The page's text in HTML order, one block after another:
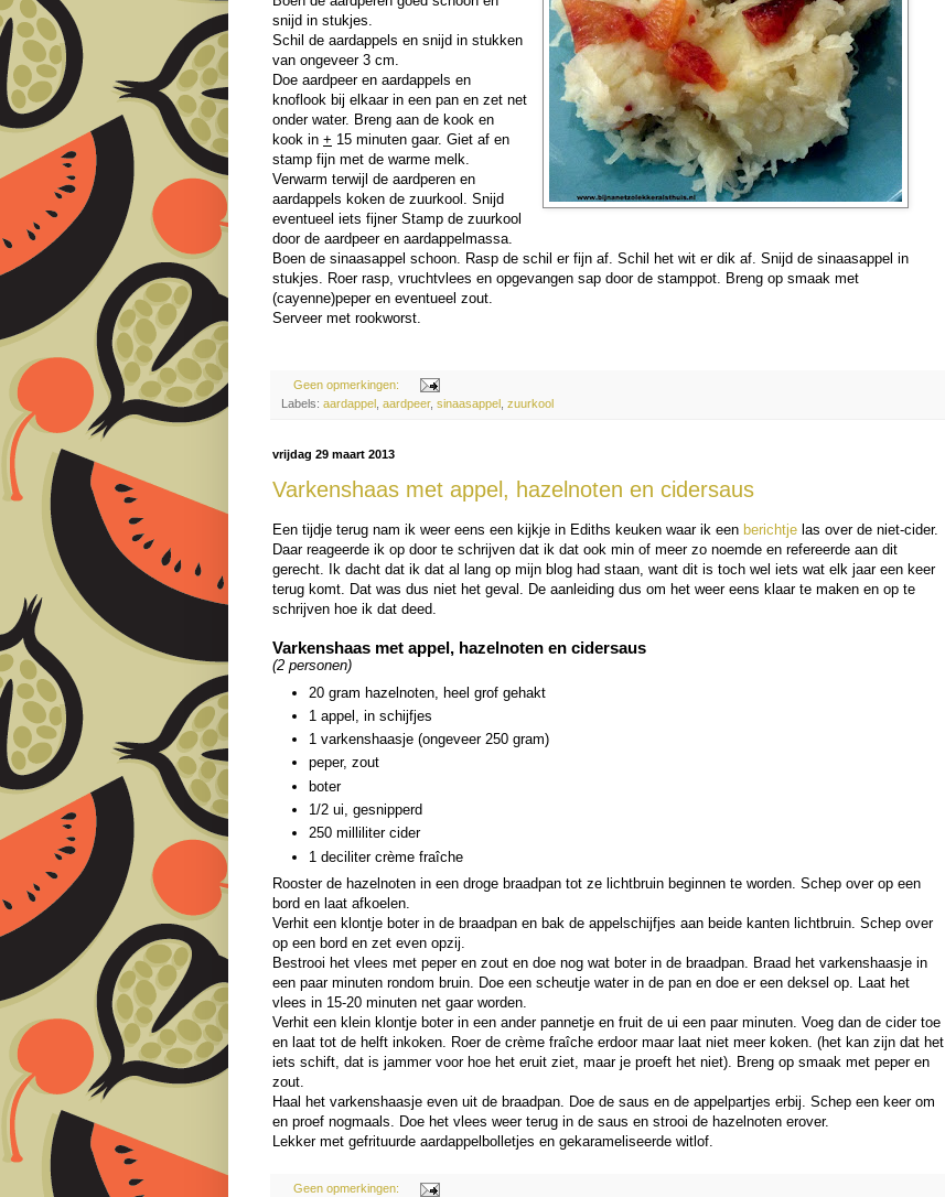
snijd in stukjes.
Schil de aardappels en snijd in stukken
van ongeveer 3 cm.
Doe aardpeer en aardappels en
knoflook bij elkaar in een pan en zet net
onder water. Breng aan de kook en
kook in + 15 minuten gaar. Giet af en
stamp fijn met de warme melk.
Verwarm terwijl de aardperen en
aardappels koken de zuurkool. Snijd
eventueel iets fijner Stamp de zuurkool
door de aardpeer en aardappelmassa.
Boen de sinaasappel schoon. Rasp de schil er fijn af. Schil het wit er dik af. Snijd de sinaasappel in
stukjes. Roer rasp, vruchtvlees en opgevangen sap door de stamppot. Breng op smaak met
(cayenne)peper en eventueel zout.
Serveer met rookworst.
Geen opmerkingen:
Labels: aardappel aardpeer, sinaasappel zuurkool
vrijdag 29 maart 2013
Varkenshaas met appel, hazelnoten en cidersaus
Een tijdje terug nam ik weer eens een kijkje in Ediths keuken waar ik een berichtje las over de niet-cider.
Daar reageerde ik op door te schrijven dat ik dat ook min of meer zo noemde en refereerde aan dit
gerecht. Ik dacht dat ik dat al lang op mijn blog had staan, want dit is toch wel iets wat elk jaar een keer
terug komt. Dat was dus niet het geval. De aanleiding dus om het weer eens klaar te maken en op te
schrijven hoe ik dat deed.
Varkenshaas met appel, hazelnoten en cidersaus
(2 personen)
20 gram hazelnoten, heel grof gehakt
1 appel, in schijfjes
1 varkenshaasje (ongeveer 250 gram)
peper, zout
boter
1/2 ui, gesnipperd
250 milliliter cider
1 deciliter crème fraîche
Rooster de hazelnoten in een droge braadpan tot ze lichtbruin beginnen te worden. Schep over op een
bord en laat afkoelen.
Verhit een klontje boter in de braadpan en bak de appelschijfjes aan beide kanten lichtbruin. Schep over
op een bord en zet even opzij.
Bestrooi het vlees met peper en zout en doe nog wat boter in de braadpan. Braad het varkenshaasje in
een paar minuten rondom bruin. Doe een scheutje water in de pan en doe er een deksel op. Laat het
vlees in 15-20 minuten net gaar worden.
Verhit een klein klontje boter in een ander pannetje en fruit de ui een paar minuten. Voeg dan de cider toe
en laat tot de helft inkoken. Roer de crème fraîche erdoor maar laat niet meer koken. (het kan zijn dat het
iets schift, dat is jammer voor hoe het eruit ziet, maar je proeft het niet). Breng op smaak met peper en
zout.
Haal het varkenshaasje even uit de braadpan. Doe de saus en de appelpartjes erbij. Schep een keer om
en proef nogmaals. Doe het vlees weer terug in de saus en strooi de hazelnoten erover.
Lekker met gefrituurde aardappelbolletjes en gekarameliseerde witlof.
Geen opmerkingen: